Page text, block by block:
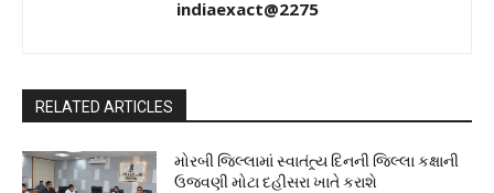
indiaexact@2275
RELATED ARTICLES
મોરબી જિલ્લામાં સ્વાતંત્ર્ય દિનની જિલ્લા કક્ષાની
ઉજવણી મોટા દહીસરા ખાતે કરાશે